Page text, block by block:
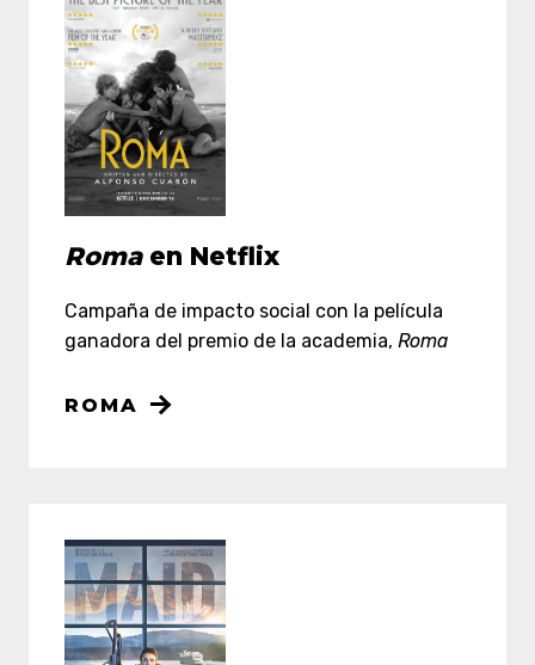
Romaen Netflix
Campaña de impacto social con la película
ganadora del premio de la academia, Roma
ROMA